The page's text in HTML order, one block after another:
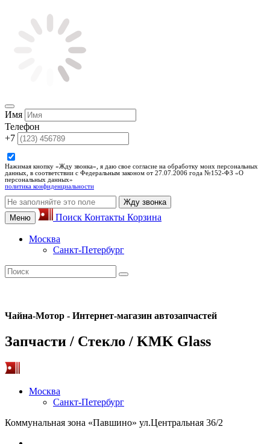
Имя
Телефон
+7
Нажимая кнопку «Жду звонка», я даю свое согласие на обработку моих персональных
данных, в соответствии с Федеральным законом от 27.07.2006 года №152-ФЗ «О
персональных данных»
политика конфиденциальности
Жду звонка
Меню
Поиск Контакты Корзина
Москва
Санкт-Петербург
Чайна-Мотор - Интернет-магазин автозапчастей
Запчасти / Стекло / KMK Glass
Москва
Санкт-Петербург
Коммунальная зона «Павшино» ул.Центральная 36/2